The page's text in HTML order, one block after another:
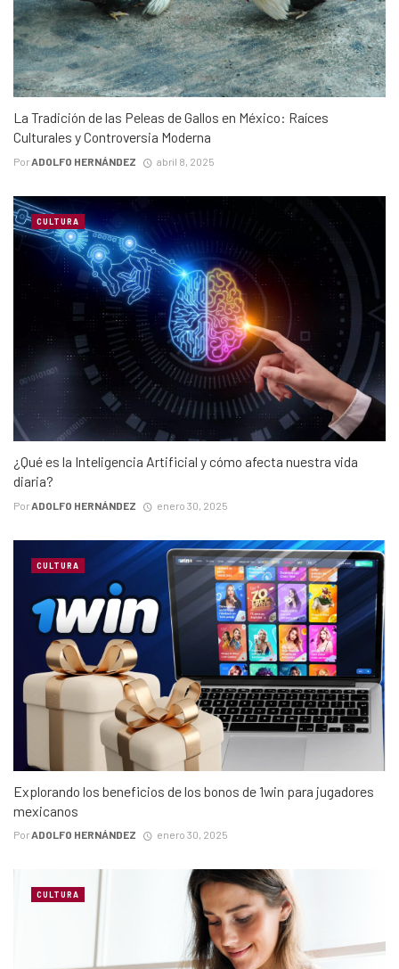
La Tradición de las Peleas de Gallos en México: Raíces
Culturales y Controversia Moderna
Por ADOLFO HERNÁNDEZ abril 8, 2025
¿Qué es la Inteligencia Artificial y cómo afecta nuestra vida
diaria?
Por ADOLFO HERNÁNDEZ enero 30, 2025
CULTURA
Explorando los beneficios de los bonos de 1win para jugadores
mexicanos
PorADOLFO HERNÁNDEZ enero 30, 2025
CULTURA
CULTURA